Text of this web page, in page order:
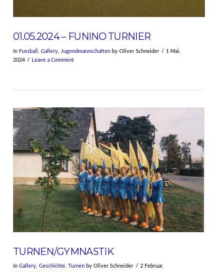
VIEW POST
01.05.2024 – FUNINO TURNIER
In Fussball Gallery, Jugendmannschaftenby Oliver Schneider
1 Mai,
2024
Leave a Comment
TURNEN/GYMNASTIK
In Gallery, Geschichte, Turnenby Oliver Schneider
2 Februar,